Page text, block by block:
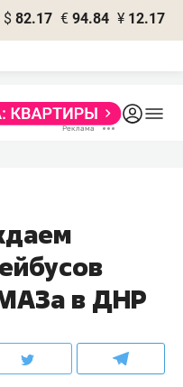
$ 82.17 € 94.84 ¥ 12.17
в ДНР